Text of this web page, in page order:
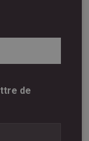
de